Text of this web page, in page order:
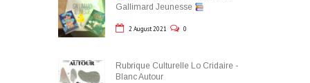
Gallimard Jeunesse
2 August 2021 0
Rubrique Culturelle Lo Cridaire -
Blanc Autour